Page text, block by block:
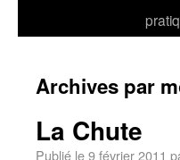
Archives par
La Chute
Publié le9 février 2011